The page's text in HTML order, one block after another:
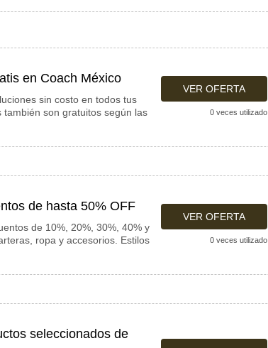
en Coach México
sin costo en todos tus
son gratuitos según las
VER OFERTA
0 veces utilizado
de hasta 50% OFF
de 10%, 20%, 30%, 40% y
ropa y accesorios. Estilos
VER OFERTA
0 veces utilizado
seleccionados de